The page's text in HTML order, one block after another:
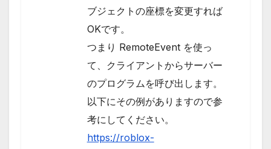
ブジェクトの座標を変更すれば
OKです。
つまり RemoteEvent を使っ
て、クライアントからサーバー
のプログラムを呼び出します。
以下にその例がありますので参
考にしてください。
https://roblox-